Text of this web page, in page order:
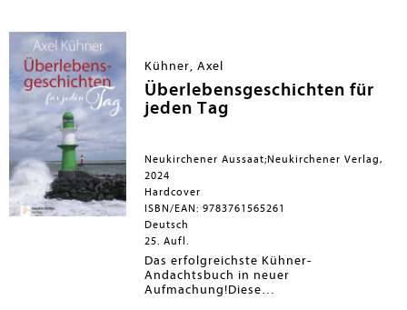
Kühner, Axel
Überlebensgeschichten für
jeden Tag
Neukirchener Aussaat;Neukirchener Verlag,
2024
Hardcover
ISBN/EAN: 9783761565261
Deutsch
25. Aufl.
Das erfolgreichste Kühner-
Andachtsbuch in neuer
Aufmachung!Diese